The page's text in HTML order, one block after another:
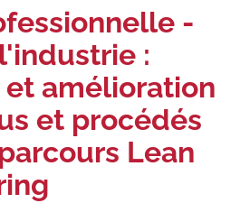
presse
services
de contact
formation
-
:
amélioration
et procédés
Lean